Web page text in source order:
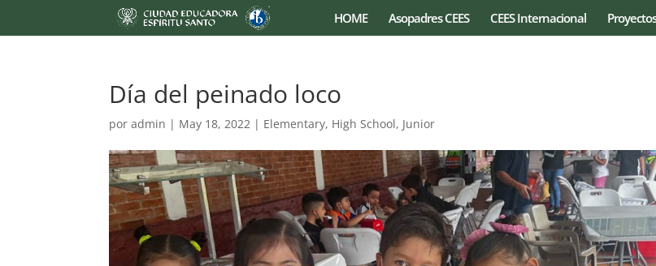
HOME Asopadres CEES CEES Internacional Proyectos
Día del peinado loco
poradmin | May 18, 2022 | Elementary, High School, Junior